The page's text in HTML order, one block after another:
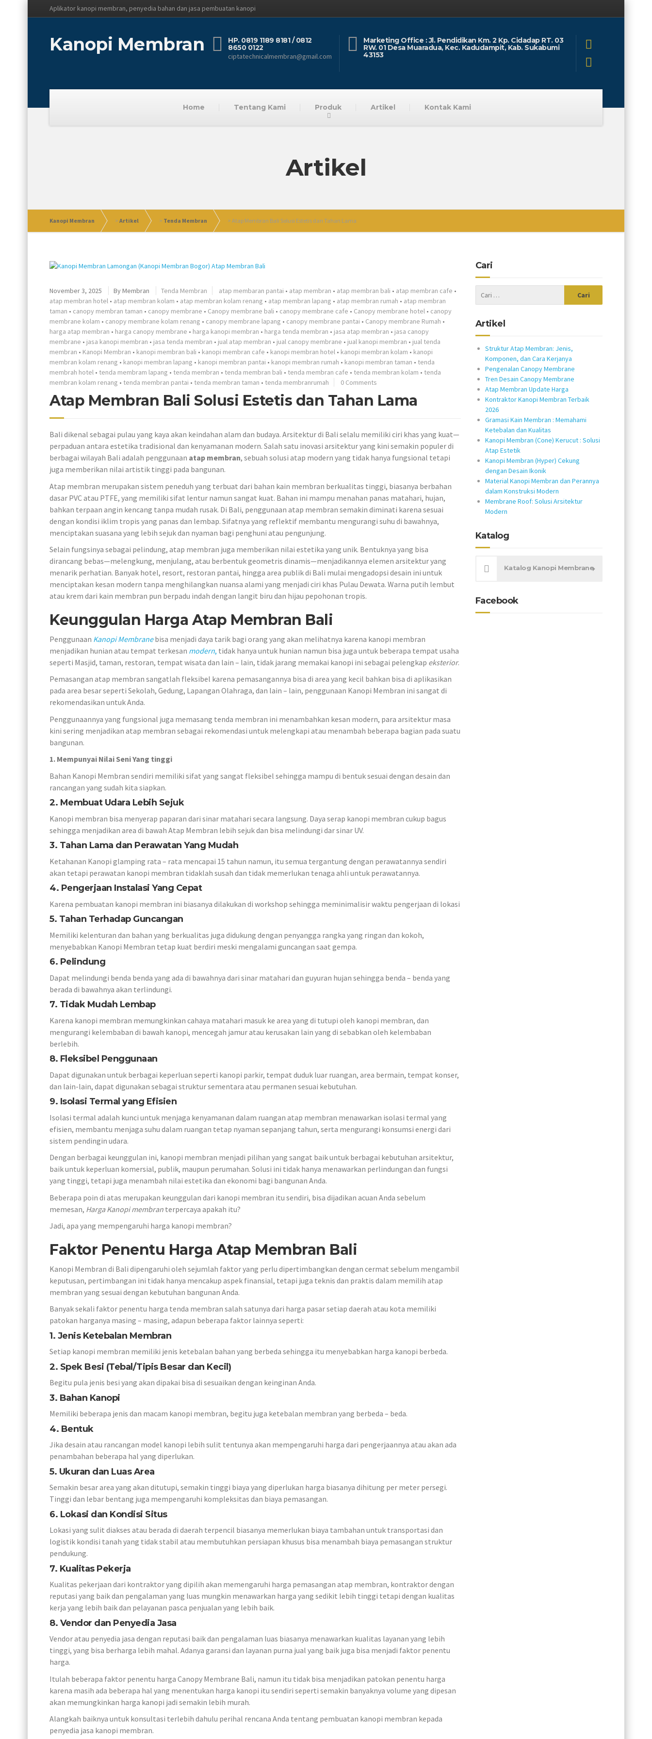
Aplikator kanopi membran, penyedia bahan dan jasa pembuatan kanopi
Kanopi Membran
HP. 0819 1189 8181 / 0812
8650 0122
ciptatechnicalmembran@gmail.com
Marketing Office : Jl. Pendidikan Km. 2 Kp. Cidadap RT. 03
RW. 01 Desa Muaradua, Kec. Kadudampit, Kab. Sukabumi
43153
Home Tentang Kami Produk Artikel Kontak Kami
Artikel
Kanopi Membran > Artikel > Tenda Membran > Atap Membran Bali Solusi Estetis dan Tahan Lama
November 3, 2025 ByMembran Tenda Membran atap membaran pantai • atap membran • atap membran bali • atap membran cafe •
atap membran hotel • atap membran kolam • atap membran kolam renang • atap membran lapang • atap membran rumah • atap membran
taman • canopy membran taman • canopy membrane • Canopy membrane bali • canopy membrane cafe • Canopy membrane hotel • canopy
membrane kolam • canopy membrane kolam renang • canopy membrane lapang • canopy membrane pantai • Canopy membrane Rumah •
harga atap membran • harga canopy membrane • harga kanopi membran • harga tenda membran • jasa atap membran • jasa canopy
membrane • jasa kanopi membran • jasa tenda membran • jual atap membran • jual canopy membrane • jual kanopi membran • jual tenda
membran • Kanopi Membran • kanopi membran bali • kanopi membran cafe • kanopi membran hotel • kanopi membran kolam • kanopi
membran kolam renang • kanopi membran lapang • kanopi membran pantai • kanopi membran rumah • kanopi membran taman • tenda
membrah hotel • tenda membram lapang • tenda membran • tenda membran bali • tenda membran cafe • tenda membran kolam • tenda
membran kolam renang • tenda membran pantai • tenda membran taman • tenda membranrumah 0 Comments
Atap Membran Bali Solusi Estetis dan Tahan Lama
Bali dikenal sebagai pulau yang kaya akan keindahan alam dan budaya. Arsitektur di Bali selalu memiliki ciri khas yang kuat—
perpaduan antara estetika tradisional dan kenyamanan modern. Salah satu inovasi arsitektur yang kini semakin populer di
berbagai wilayah Bali adalah penggunaan atap membran, sebuah solusi atap modern yang tidak hanya fungsional tetapi
juga memberikan nilai artistik tinggi pada bangunan.
Atap membran merupakan sistem peneduh yang terbuat dari bahan kain membran berkualitas tinggi, biasanya berbahan
dasar PVC atau PTFE, yang memiliki sifat lentur namun sangat kuat. Bahan ini mampu menahan panas matahari, hujan,
bahkan terpaan angin kencang tanpa mudah rusak. Di Bali, penggunaan atap membran semakin diminati karena sesuai
dengan kondisi iklim tropis yang panas dan lembap. Sifatnya yang reflektif membantu mengurangi suhu di bawahnya,
menciptakan suasana yang lebih sejuk dan nyaman bagi penghuni atau pengunjung.
Selain fungsinya sebagai pelindung, atap membran juga memberikan nilai estetika yang unik. Bentuknya yang bisa
dirancang bebas—melengkung, menjulang, atau berbentuk geometris dinamis—menjadikannya elemen arsitektur yang
menarik perhatian. Banyak hotel, resort, restoran pantai, hingga area publik di Bali mulai mengadopsi desain ini untuk
menciptakan kesan modern tanpa menghilangkan nuansa alami yang menjadi ciri khas Pulau Dewata. Warna putih lembut
atau krem dari kain membran pun berpadu indah dengan langit biru dan hijau pepohonan tropis.
Keunggulan Harga Atap Membran Bali
Penggunaan Kanopi Membrane bisa menjadi daya tarik bagi orang yang akan melihatnya karena kanopi membran
menjadikan hunian atau tempat terkesan modern, tidak hanya untuk hunian namun bisa juga untuk beberapa tempat usaha
seperti Masjid, taman, restoran, tempat wisata dan lain – lain, tidak jarang memakai kanopi ini sebagai pelengkap eksterior.
Pemasangan atap membran sangatlah fleksibel karena pemasangannya bisa di area yang kecil bahkan bisa di aplikasikan
pada area besar seperti Sekolah, Gedung, Lapangan Olahraga, dan lain – lain, penggunaan Kanopi Membran ini sangat di
rekomendasikan untuk Anda.
Penggunaannya yang fungsional juga memasang tenda membran ini menambahkan kesan modern, para arsitektur masa
kini sering menjadikan atap membran sebagai rekomendasi untuk melengkapi atau menambah beberapa bagian pada suatu
bangunan.
1. Mempunyai Nilai Seni Yang tinggi
Bahan Kanopi Membran sendiri memiliki sifat yang sangat fleksibel sehingga mampu di bentuk sesuai dengan desain dan
rancangan yang sudah kita siapkan.
2. Membuat Udara Lebih Sejuk
Kanopi membran bisa menyerap paparan dari sinar matahari secara langsung. Daya serap kanopi membran cukup bagus
sehingga menjadikan area di bawah Atap Membran lebih sejuk dan bisa melindungi dar sinar UV.
3. Tahan Lama dan Perawatan Yang Mudah
Ketahanan Kanopi glamping rata – rata mencapai 15 tahun namun, itu semua tergantung dengan perawatannya sendiri
akan tetapi perawatan kanopi membran tidaklah susah dan tidak memerlukan tenaga ahli untuk perawatannya.
4. Pengerjaan Instalasi Yang Cepat
Karena pembuatan kanopi membran ini biasanya dilakukan di workshop sehingga meminimalisir waktu pengerjaan di lokasi
5. Tahan Terhadap Guncangan
Memiliki kelenturan dan bahan yang berkualitas juga didukung dengan penyangga rangka yang ringan dan kokoh,
menyebabkan Kanopi Membran tetap kuat berdiri meski mengalami guncangan saat gempa.
6. Pelindung
Dapat melindungi benda benda yang ada di bawahnya dari sinar matahari dan guyuran hujan sehingga benda – benda yang
berada di bawahnya akan terlindungi.
7. Tidak Mudah Lembap
Karena kanopi membran memungkinkan cahaya matahari masuk ke area yang di tutupi oleh kanopi membran, dan
mengurangi kelembaban di bawah kanopi, mencegah jamur atau kerusakan lain yang di sebabkan oleh kelembaban
berlebih.
8. Fleksibel Penggunaan
Dapat digunakan untuk berbagai keperluan seperti kanopi parkir, tempat duduk luar ruangan, area bermain, tempat konser,
dan lain-lain, dapat digunakan sebagai struktur sementara atau permanen sesuai kebutuhan.
9. Isolasi Termal yang Efisien
Isolasi termal adalah kunci untuk menjaga kenyamanan dalam ruangan atap membran menawarkan isolasi termal yang
efisien, membantu menjaga suhu dalam ruangan tetap nyaman sepanjang tahun, serta mengurangi konsumsi energi dari
sistem pendingin udara.
Dengan berbagai keunggulan ini, kanopi membran menjadi pilihan yang sangat baik untuk berbagai kebutuhan arsitektur,
baik untuk keperluan komersial, publik, maupun perumahan. Solusi ini tidak hanya menawarkan perlindungan dan fungsi
yang tinggi, tetapi juga menambah nilai estetika dan ekonomi bagi bangunan Anda.
Beberapa poin di atas merupakan keunggulan dari kanopi membran itu sendiri, bisa dijadikan acuan Anda sebelum
memesan, Harga Kanopi membran terpercaya apakah itu?
Jadi, apa yang mempengaruhi harga kanopi membran?
Faktor Penentu Harga Atap Membran Bali
Kanopi Membran di Bali dipengaruhi oleh sejumlah faktor yang perlu dipertimbangkan dengan cermat sebelum mengambil
keputusan, pertimbangan ini tidak hanya mencakup aspek finansial, tetapi juga teknis dan praktis dalam memilih atap
membran yang sesuai dengan kebutuhan bangunan Anda.
Banyak sekali faktor penentu harga tenda membran salah satunya dari harga pasar setiap daerah atau kota memiliki
patokan harganya masing – masing, adapun beberapa faktor lainnya seperti:
1. Jenis Ketebalan Membran
Setiap kanopi membran memiliki jenis ketebalan bahan yang berbeda sehingga itu menyebabkan harga kanopi berbeda.
2. Spek Besi (Tebal/Tipis Besar dan Kecil)
Begitu pula jenis besi yang akan dipakai bisa di sesuaikan dengan keinginan Anda.
3. Bahan Kanopi
Memiliki beberapa jenis dan macam kanopi membran, begitu juga ketebalan membran yang berbeda – beda.
4. Bentuk
Jika desain atau rancangan model kanopi lebih sulit tentunya akan mempengaruhi harga dari pengerjaannya atau akan ada
penambahan beberapa hal yang diperlukan.
5. Ukuran dan Luas Area
Semakin besar area yang akan ditutupi, semakin tinggi biaya yang diperlukan harga biasanya dihitung per meter persegi.
Tinggi dan lebar bentang juga mempengaruhi kompleksitas dan biaya pemasangan.
6. Lokasi dan Kondisi Situs
Lokasi yang sulit diakses atau berada di daerah terpencil biasanya memerlukan biaya tambahan untuk transportasi dan
logistik kondisi tanah yang tidak stabil atau membutuhkan persiapan khusus bisa menambah biaya pemasangan struktur
pendukung.
7. Kualitas Pekerja
Kualitas pekerjaan dari kontraktor yang dipilih akan memengaruhi harga pemasangan atap membran, kontraktor dengan
reputasi yang baik dan pengalaman yang luas mungkin menawarkan harga yang sedikit lebih tinggi tetapi dengan kualitas
kerja yang lebih baik dan pelayanan pasca penjualan yang lebih baik.
8. Vendor dan Penyedia Jasa
Vendor atau penyedia jasa dengan reputasi baik dan pengalaman luas biasanya menawarkan kualitas layanan yang lebih
tinggi, yang bisa berharga lebih mahal. Adanya garansi dan layanan purna jual yang baik juga bisa menjadi faktor penentu
harga.
Itulah beberapa faktor penentu harga Canopy Membrane Bali, namun itu tidak bisa menjadikan patokan penentu harga
karena masih ada beberapa hal yang menentukan harga kanopi itu sendiri seperti semakin banyaknya volume yang dipesan
akan memungkinkan harga kanopi jadi semakin lebih murah.
Alangkah baiknya untuk konsultasi terlebih dahulu perihal rencana Anda tentang pembuatan kanopi membran kepada
penyedia jasa kanopi membran.
Cari
Artikel
Struktur Atap Membran: Jenis,
Komponen, dan Cara Kerjanya
Pengenalan Canopy Membrane
Tren Desain Canopy Membrane
Atap Membran Update Harga
Kontraktor Kanopi Membran Terbaik
2026
Gramasi Kain Membran : Memahami
Ketebalan dan Kualitas
Kanopi Membran (Cone) Kerucut : Solusi
Atap Estetik
Kanopi Membran (Hyper) Cekung
dengan Desain Ikonik
Material Kanopi Membran dan Perannya
dalam Konstruksi Modern
Membrane Roof: Solusi Arsitektur
Modern
Katalog
Katalog Kanopi Membrane
Facebook